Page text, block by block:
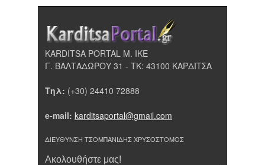
KARDITSA PORTAL Μ. ΙΚΕ
Γ. ΒΑΛΤΑΔΩΡΟΥ 31 - ΤΚ: 43100 ΚΑΡΔΙΤΣΑ
Τηλ: (+30) 24410 72888
e-mail: karditsaportal@gmail.com
ΔΙΕΥΘΥΝΣΗ ΤΣΟΜΠΑΝΙΔΗΣ ΧΡΥΣΟΣΤΟΜΟΣ
Ακολουθήστε μας!